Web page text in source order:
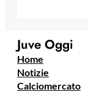
Juve Oggi
Home
Notizie
Calciomercato